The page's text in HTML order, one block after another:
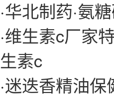
·华北制药·氨
·维生素c厂家
生素c
·迷迭香精油保